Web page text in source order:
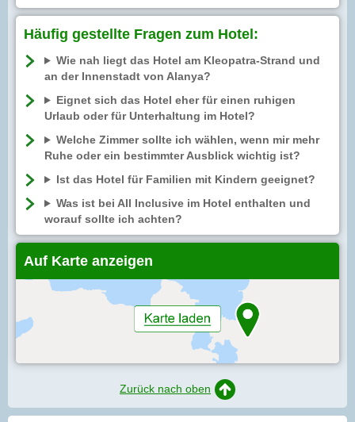
Häufig gestellte Fragen zum Hotel:
Wie nah liegt das Hotel am Kleopatra-Strand und
an der Innenstadt von Alanya?
Eignet sich das Hotel eher für einen ruhigen
Urlaub oder für Unterhaltung im Hotel?
Welche Zimmer sollte ich wählen, wenn mir mehr
Ruhe oder ein bestimmter Ausblick wichtig ist?
Ist das Hotel für Familien mit Kindern geeignet?
Was ist bei All Inclusive im Hotel enthalten und
worauf sollte ich achten?
Auf Karte anzeigen
Zurück nach oben